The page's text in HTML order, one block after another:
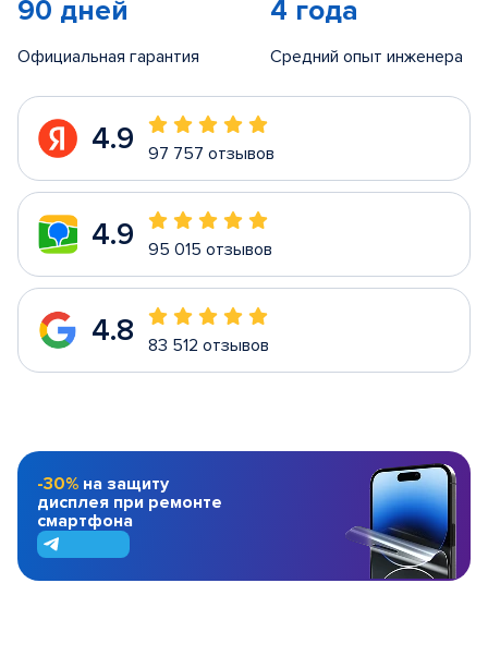
90 дней
Официальная гарантия
4 года
Средний опыт инженера
4.9 97 757 отзывов
4.9 95 015 отзывов
4.8 83 512 отзывов
-30% на защиту
дисплея при ремонте
смартфона